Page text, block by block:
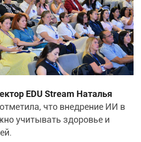
EDU Stream Наталья
отметила, что внедрение ИИ в
учитывать здоровье и